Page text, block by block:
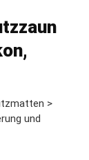
>
und